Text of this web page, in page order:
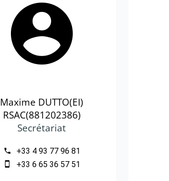
Maxime DUTTO(EI)
RSAC(881202386)
Secrétariat
+33 4 93 77 96 81
+33 6 65 36 57 51